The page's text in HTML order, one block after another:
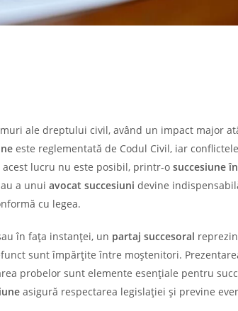
ale dreptului civil, având un impact major
este reglementată de Codul Civil, iar
lucru nu este posibil, printr-o succesiune
a unui avocat succesiuni devine
cu legea.
în fața instanței, un partaj succesoral
sunt împărțite între moștenitori.
probelor sunt elemente esențiale pentru
asigură respectarea legislației și previne